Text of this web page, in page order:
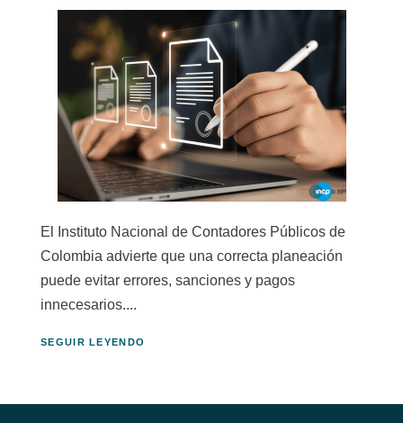
El Instituto Nacional de Contadores Públicos de
Colombia advierte que una correcta planeación
puede evitar errores, sanciones y pagos
innecesarios....
SEGUIR LEYENDO